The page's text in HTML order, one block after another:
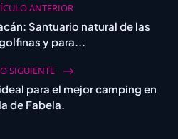
ANTERIOR
Santuario natural de las
y para...
SIGUIENTE
para el mejor camping en
de Fabela.